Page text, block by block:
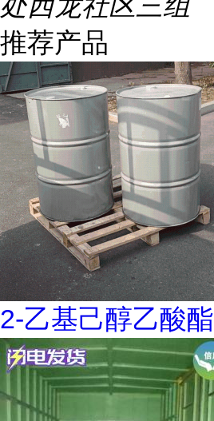
推荐产品
2-乙基己醇乙酸酯